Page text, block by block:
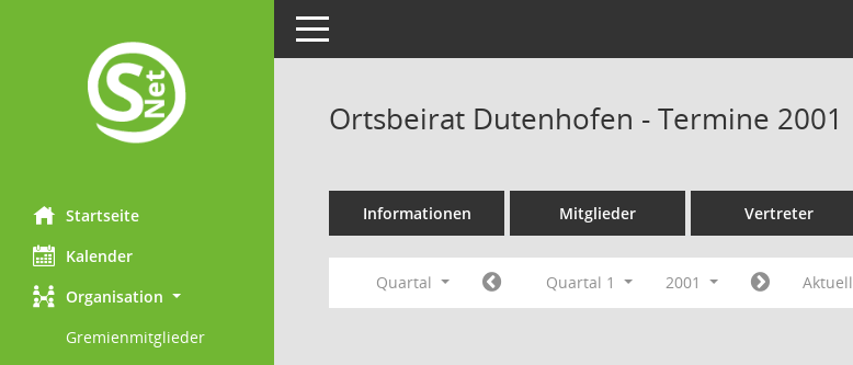
Startseite
Kalender
Organisation
Gremienmitglieder
Toggle navigation
Ortsbeirat Dutenhofen - Termine 2001
Informationen Mitglieder Vertreter
Quartal Quartal 1 2001 Aktuell